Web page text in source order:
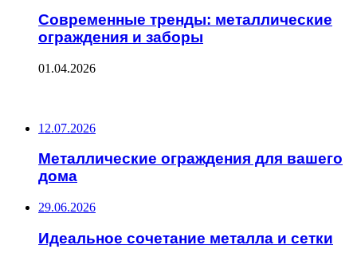
Современные тренды: металлические
ограждения и заборы
01.04.2026
12.07.2026
Металлические ограждения для вашего
дома
29.06.2026
Идеальное сочетание металла и сетки